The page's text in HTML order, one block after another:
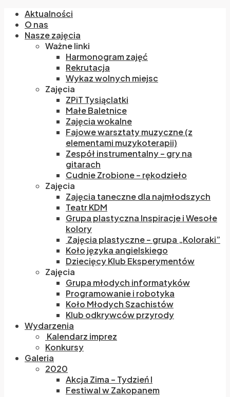
Aktualności
O nas
Nasze zajęcia
Ważne linki
Harmonogram zajęć
Rekrutacja
Wykaz wolnych miejsc
Zajęcia
ZPiT Tysiąclatki
Małe Baletnice
Zajęcia wokalne
Fajowe warsztaty muzyczne (z
elementami muzykoterapii)
Zespół instrumentalny – gry na
gitarach
Cudnie Zrobione – rękodzieło
Zajęcia
Zajęcia taneczne dla najmłodszych
Teatr KDM
Grupa plastyczna Inspiracje i Wesołe
kolory
Zajęcia plastyczne – grupa „Koloraki”
Koło języka angielskiego
Dziecięcy Klub Eksperymentów
Zajęcia
Grupa młodych informatyków
Programowanie i robotyka
Koło Młodych Szachistów
Klub odkrywców przyrody
Wydarzenia
Kalendarz imprez
Konkursy
Galeria
2020
Akcja Zima – Tydzień I
Festiwal w Zakopanem